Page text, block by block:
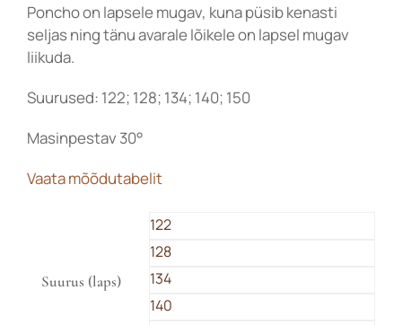
Poncho on lapsele mugav, kuna püsib kenasti
seljas ning tänu avarale lõikele on lapsel mugav
liikuda.
Suurused: 122; 128; 134; 140; 150
Masinpestav 30°
Vaata mõõdutabelit
Suurus (laps)
122
128
134
140